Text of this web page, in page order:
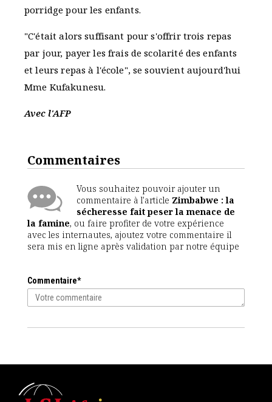
porridge pour les enfants.
"C'était alors suffisant pour s'offrir trois repas
par jour, payer les frais de scolarité des enfants
et leurs repas à l'école", se souvient aujourd'hui
Mme Kufakunesu.
Avec l'AFP
Commentaires
Vous souhaitez pouvoir ajouter un
commentaire à l'article Zimbabwe : la
sécheresse fait peser la menace de
la famine, ou faire profiter de votre expérience
avec les internautes, ajoutez votre commentaire il
sera mis en ligne après validation par notre équipe
Commentaire*